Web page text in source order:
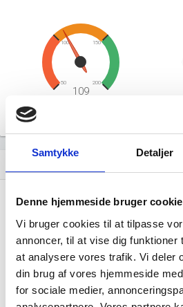
Samtykke Detaljer
Denne hjemmeside bruger
Vi bruger cookies til at tilpasse
annoncer, til at vise dig funktioner
at analysere vores trafik. Vi deler
din brug af vores hjemmeside
for sociale medier,
50
100 150
200
109
Årsrapporten 2025-12
Årsrapporten 2024-12
Årsrapporten 2023-12